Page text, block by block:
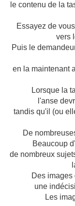
le contenu de la
Essayez de
vers
Puis le
en la maintenant
Lorsque la
l'anse
tandis qu'il (ou
De
Beaucoup
de nombreux
Des
une
Les